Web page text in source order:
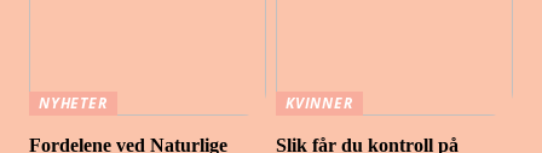
NYHETER
Fordelene ved Naturlige
KVINNER
Slik får du kontroll på